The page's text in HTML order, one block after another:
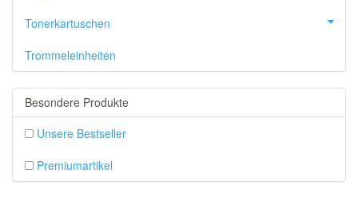
Tonerkartuschen
Trommeleinheiten
Besondere Produkte
Unsere Bestseller
Premiumartikel